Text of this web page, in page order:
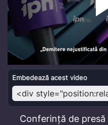
Embedează acest video
Conferință de presă